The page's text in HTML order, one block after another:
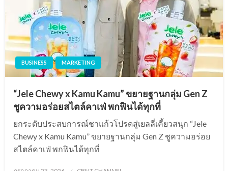
BUSINESS MARKETING
“Jele Chewy x Kamu Kamu” ขยายฐานกลุ่ม Gen Z
ชูความอร่อยสไตล์คาเฟ่ พกฟินได้ทุกที่
ยกระดับประสบการณ์ชาแก้วโปรดสู่เยลลี่เคี้ยวสนุก “Jele
Chewy x Kamu Kamu” ขยายฐานกลุ่ม Gen Z ชูความอร่อย
สไตล์คาเฟ่ พกฟินได้ทุกที่
Posted